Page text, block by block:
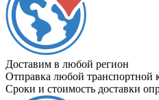
Доставим в любой регион
Отправка любой транспортной
Сроки и стоимость доставки